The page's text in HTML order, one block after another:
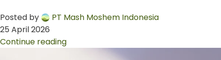
Posted by
PT Mash Moshem Indonesia
25 April 2026
Continue reading